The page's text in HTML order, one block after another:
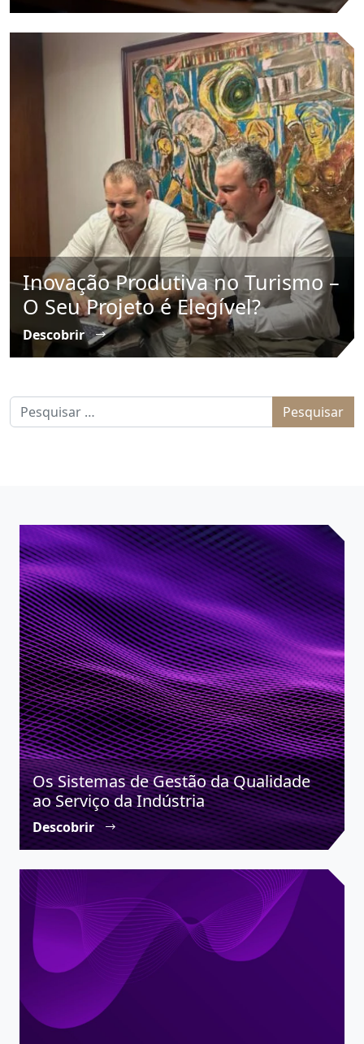
Inovação Produtiva no Turismo –
O Seu Projeto é Elegível?
Descobrir
Pesquisar por:
Os Sistemas de Gestão da Qualidade
ao Serviço da Indústria
Descobrir